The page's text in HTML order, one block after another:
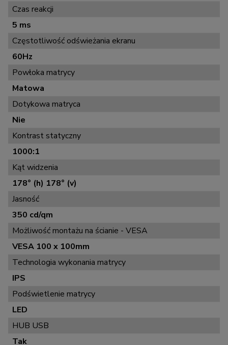
Czas reakcji
5 ms
Częstotliwość odświeżania ekranu
60Hz
Powłoka matrycy
Matowa
Dotykowa matryca
Nie
Kontrast statyczny
1000:1
Kąt widzenia
178° (h) 178° (v)
Jasność
350 cd/qm
Możliwość montażu na ścianie - VESA
VESA 100 x 100mm
Technologia wykonania matrycy
IPS
Podświetlenie matrycy
LED
HUB USB
Tak